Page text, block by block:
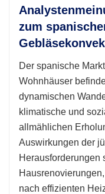
zum
Der spanische
Wohnhäuser
dynamischen
klimatische und
allmählichen
Auswirkungen der
Herausforderungen
nach effizienten